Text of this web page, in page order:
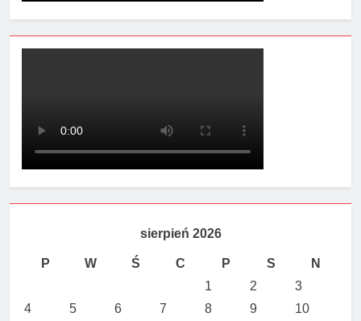
sierpień 2026
P W Ś C P S
N
1
2
3
4
5 6 7 8 9 10